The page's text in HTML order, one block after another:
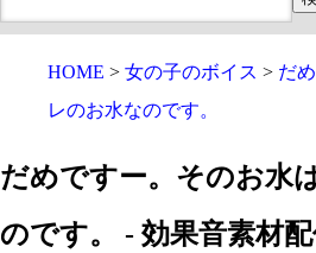
HOME 女の子のボイス
だ
レのお水なのです。
だめですー。そのお水
のです。 - 効果音素材